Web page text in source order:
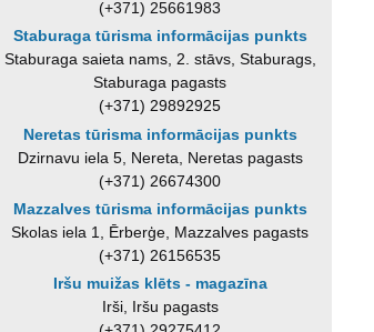
(+371) 25661983
Staburaga tūrisma informācijas punkts
Staburaga saieta nams, 2. stāvs, Staburags,
Staburaga pagasts
(+371) 29892925
Neretas tūrisma informācijas punkts
Dzirnavu iela 5, Nereta, Neretas pagasts
(+371) 26674300
Mazzalves tūrisma informācijas punkts
Skolas iela 1, Ērberģe, Mazzalves pagasts
(+371) 26156535
Iršu muižas klēts - magazīna
Irši, Iršu pagasts